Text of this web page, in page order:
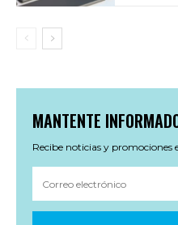
MANTENTE
Recibe noticias y promociones